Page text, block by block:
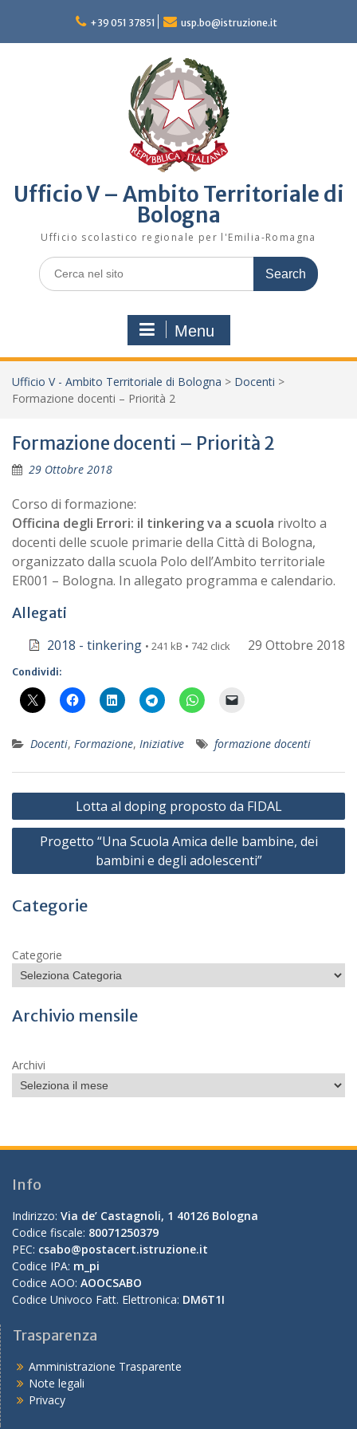
content
+39 051 37851 usp.bo@istruzione.it
Ufficio V – Ambito Territoriale di
Bologna
Ufficio scolastico regionale per l'Emilia-Romagna
Search
for:
Menu
Ufficio V - Ambito Territoriale di Bologna > Docenti >
Formazione docenti – Priorità 2
Formazione docenti – Priorità 2
29 Ottobre 2018
Corso di formazione:
Officina degli Errori: il tinkering va a scuola rivolto a
docenti delle scuole primarie della Città di Bologna,
organizzato dalla scuola Polo dell’Ambito territoriale
ER001 – Bologna. In allegato programma e calendario.
Allegati
2018 - tinkering • 241 kB • 742 click 29 Ottobre 2018
Condividi:
Docenti, Formazione, Iniziative formazione docenti
Navigazione
articoli
Lotta al doping proposto da FIDAL
Progetto “Una Scuola Amica delle bambine, dei
bambini e degli adolescenti”
Categorie
Categorie
Archivio mensile
Archivi
Info
Indirizzo: Via de’ Castagnoli, 1 40126 Bologna
Codice fiscale: 80071250379
PEC: csabo@postacert.istruzione.it
Codice IPA: m_pi
Codice AOO: AOOCSABO
Codice Univoco Fatt. Elettronica: DM6T1I
Trasparenza
Amministrazione Trasparente
Note legali
Privacy